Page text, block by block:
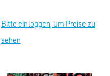
Bitte einloggen, um Preise zu
sehen